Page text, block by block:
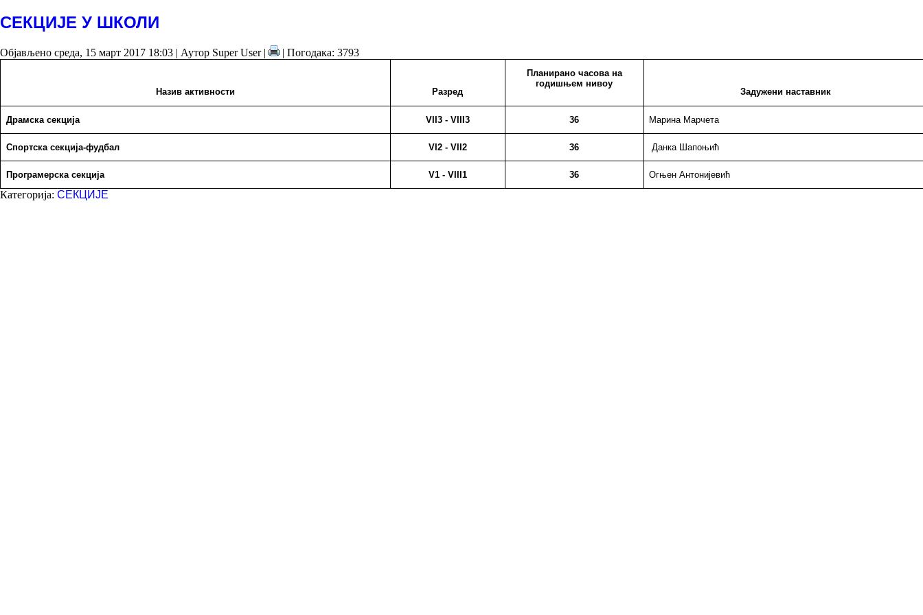
СЕКЦИЈЕ У ШКОЛИ
Објављено среда, 15 март 2017 18:03 | Аутор Super User| | Погодака: 3793
Назив активности Разред
Планирано часова на
годишњем нивоу
Задужени наставник
Драмска секција VII3 - VIII3 36 Марина Марчета
Спортска секција-фудбал VI2 - VII2 36 Данка Шапоњић
Програмерска секција V1 - VIII1 36 Огњен Антонијевић
Категорија: СЕКЦИЈЕ